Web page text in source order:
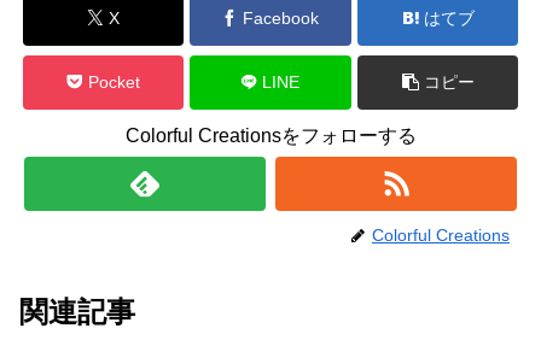
X Facebook はてブ
Pocket LINE コピー
Colorful Creationsをフォローする
Colorful Creations
関連記事